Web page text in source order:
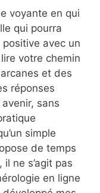
voyante en qui
qui pourra
avec un
votre chemin
et des
réponses
sans
simple
de temps
ne s’agit pas
en ligne